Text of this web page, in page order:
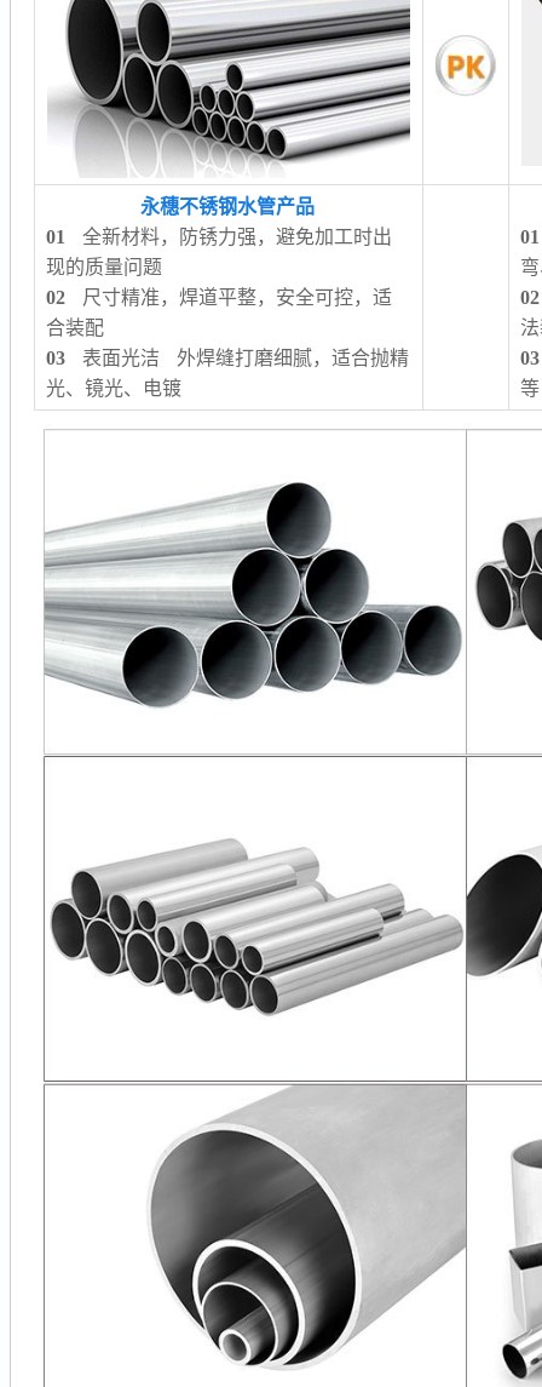
永穗不锈钢水管产品
01
全新材料，防锈力强，避免加工时出
现的质量问题
02 尺寸精准，焊道平整，安全可控，适
合装配
03 表面光洁 外焊缝打磨细腻，适合抛精
光、镜光、电镀
01
02
03